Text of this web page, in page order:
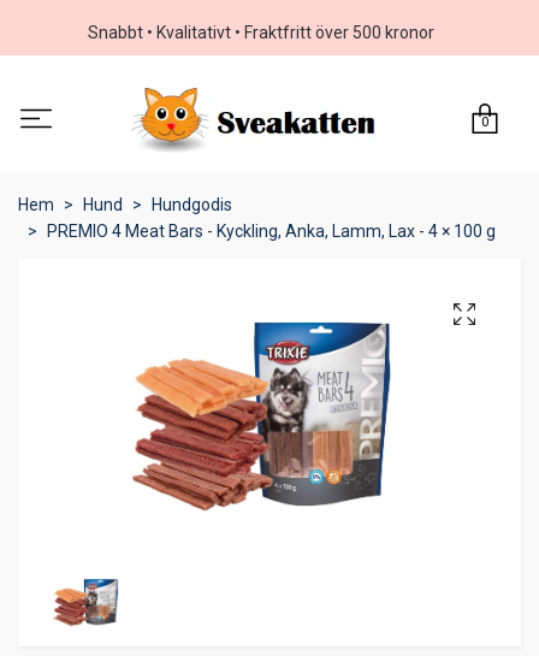
Snabbt • Kvalitativt • Fraktfritt över 500 kronor
0
Hem Hund
Hundgodis
PREMIO 4 Meat Bars - Kyckling, Anka, Lamm, Lax - 4 × 100 g